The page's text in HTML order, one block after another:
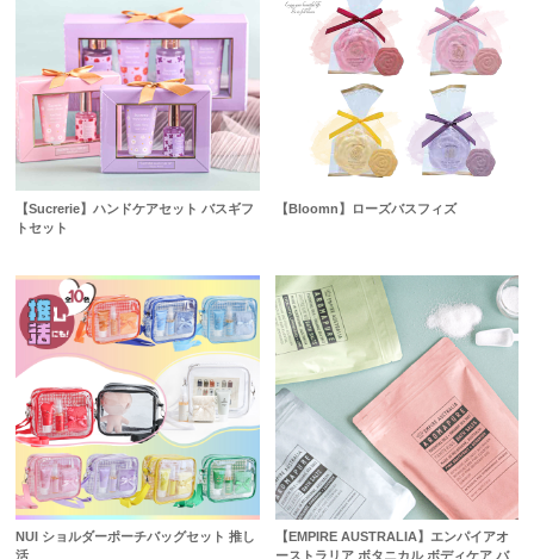
【Sucrerie】ハンドケアセット バスギフ
トセット
【Bloomn】ローズバスフィズ
NUI ショルダーポーチバッグセット 推し
活
【EMPIRE AUSTRALIA】エンパイアオ
ーストラリア ボタニカル ボディケア バ